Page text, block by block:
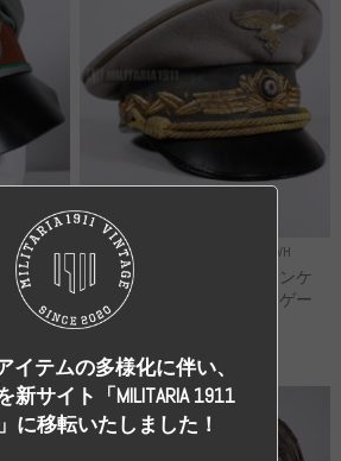
都市
ップ...
WWII GERMANY Repro Uniforms WH
レプリカ ミヒャエル・ヤンケ
製 国家元帥 ヘルマン・ゲー
リ...
¥55,000 （税込）
売り切れ
イテムの多様化に伴い、
新サイト「MILITARIA 1911
」に移転いたしました！